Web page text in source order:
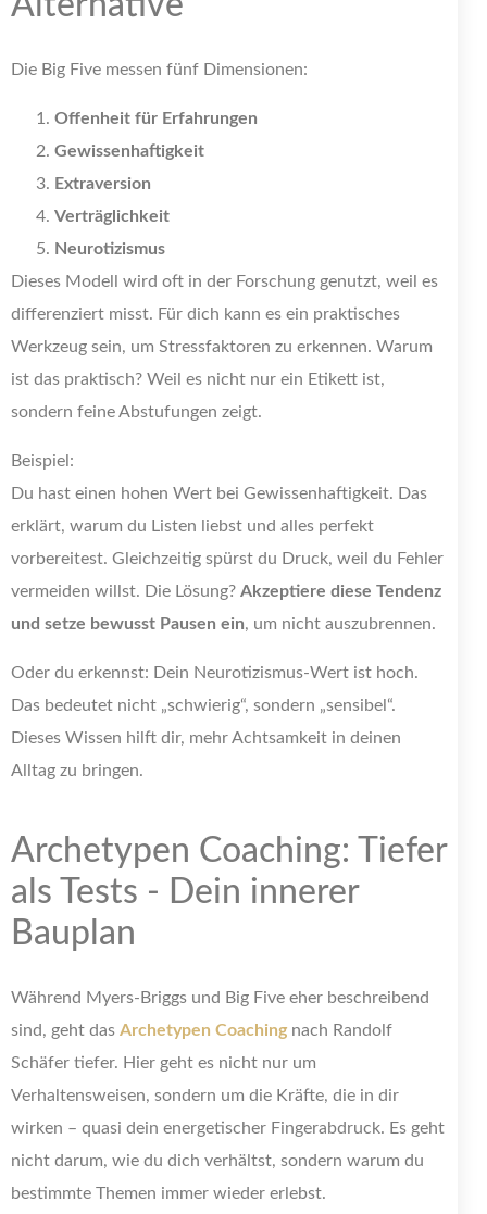
Die Big Five messen fünf Dimensionen:
Offenheit für Erfahrungen
Gewissenhaftigkeit
Extraversion
Verträglichkeit
Neurotizismus
Dieses Modell wird oft in der Forschung genutzt, weil es
differenziert misst. Für dich kann es ein praktisches
Werkzeug sein, um Stressfaktoren zu erkennen. Warum
ist das praktisch? Weil es nicht nur ein Etikett ist,
sondern feine Abstufungen zeigt.
Beispiel:
Du hast einen hohen Wert bei Gewissenhaftigkeit. Das
erklärt, warum du Listen liebst und alles perfekt
vorbereitest. Gleichzeitig spürst du Druck, weil du Fehler
vermeiden willst. Die Lösung? Akzeptiere diese Tendenz
und setze bewusst Pausen ein, um nicht auszubrennen.
Oder du erkennst: Dein Neurotizismus-Wert ist hoch.
Das bedeutet nicht „schwierig“, sondern „sensibel“.
Dieses Wissen hilft dir, mehr Achtsamkeit in deinen
Alltag zu bringen.
Archetypen Coaching: Tiefer
als Tests - Dein innerer
Bauplan
Während Myers-Briggs und Big Five eher beschreibend
sind, geht das Archetypen Coachingnach Randolf
Schäfer tiefer. Hier geht es nicht nur um
Verhaltensweisen, sondern um die Kräfte, die in dir
wirken – quasi dein energetischer Fingerabdruck. Es geht
nicht darum, wie du dich verhältst, sondern warum du
bestimmte Themen immer wieder erlebst.